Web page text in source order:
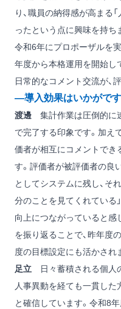
り、職員の納得感が高まる
ったという点に興味を持ち
令和6年にプロポーザルを実
年度から本格運用を開始し
日常的なコメント交流が、
―導入効果はいかがです
渡邊 集計作業は圧倒的に
で完了する印象です。加え
価者が相互にコメントでき
す。評価者が被評価者の良
としてシステムに残し、そ
分のことを見てくれている
向上につながっていると感
を振り返ることで、昨年度
度の目標設定にも活かされ
足立 日々蓄積される個人
人事異動を経ても一貫し
と確信しています。令和8